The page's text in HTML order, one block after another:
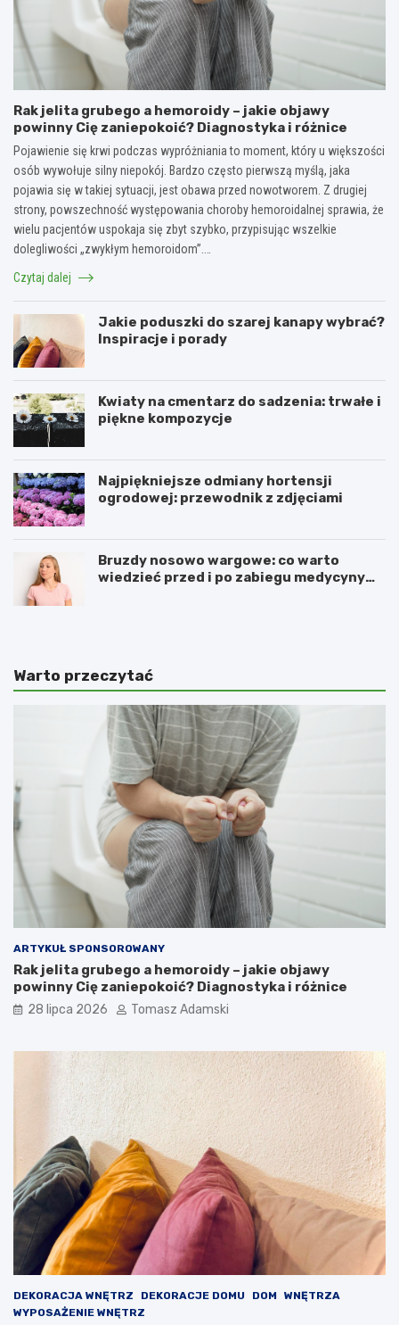
Rak jelita grubego a hemoroidy – jakie objawy
powinny Cię zaniepokoić? Diagnostyka i różnice
Pojawienie się krwi podczas wypróżniania to moment, który u większości
osób wywołuje silny niepokój. Bardzo często pierwszą myślą, jaka
pojawia się w takiej sytuacji, jest obawa przed nowotworem. Z drugiej
strony, powszechność występowania choroby hemoroidalnej sprawia, że
wielu pacjentów uspokaja się zbyt szybko, przypisując wszelkie
dolegliwości „zwykłym hemoroidom”.…
Czytaj dalej
Jakie poduszki do szarej kanapy wybrać?
Inspiracje i porady
Kwiaty na cmentarz do sadzenia: trwałe i
piękne kompozycje
Najpiękniejsze odmiany hortensji
ogrodowej: przewodnik z zdjęciami
Bruzdy nosowo wargowe: co warto
wiedzieć przed i po zabiegu medycyny
Warto przeczytać
ARTYKUŁ SPONSOROWANY
Rak jelita grubego a hemoroidy – jakie objawy
powinny Cię zaniepokoić? Diagnostyka i różnice
28 lipca 2026 Tomasz Adamski
DEKORACJA WNĘTRZ DEKORACJE DOMU DOM
WNĘTRZA
WYPOSAŻENIE WNĘTRZ